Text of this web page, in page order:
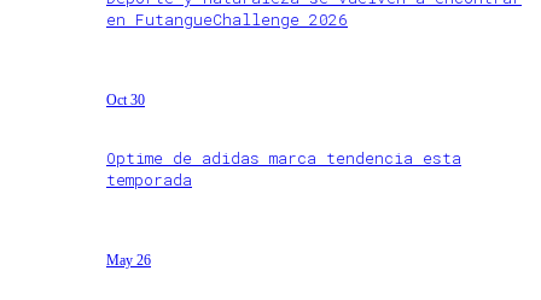
en FutangueChallenge 2026
Oct 30
Optime de adidas marca tendencia esta
temporada
May 26